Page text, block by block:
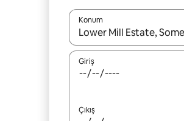
Konum
Sonuçlar kullanılabilir
Giriş
Çıkış